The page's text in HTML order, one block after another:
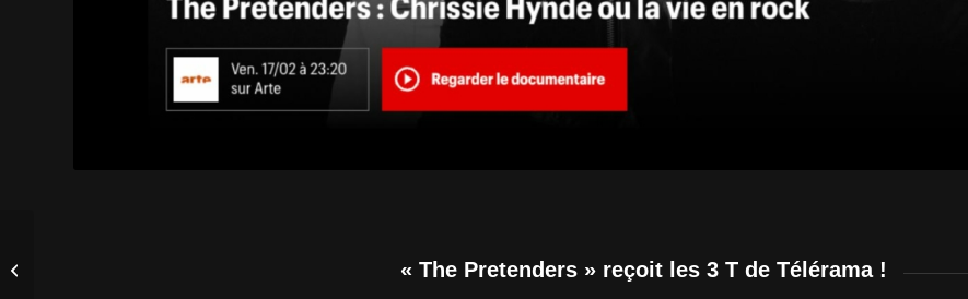
« The Pretenders » reçoit les 3 T de Télérama !